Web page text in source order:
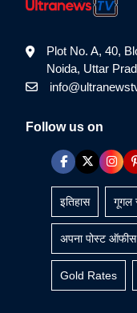
Plot No. A, 40,
Noida, Uttar
Follow us on
इतिहास गूगल
अपना पोस्ट
Gold Rates